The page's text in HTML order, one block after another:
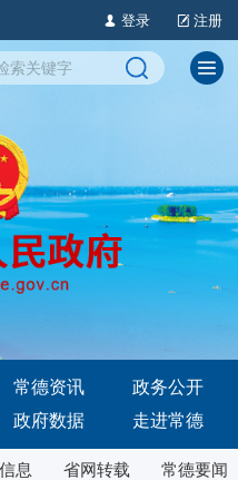
登录 注册
常德资讯
政务公开
政府数据 走进常德
息 省网转载 常德要闻